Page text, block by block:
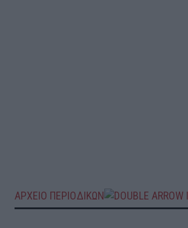
ΑΡΧΕΙΟ ΠΕΡΙΟΔΙΚΩΝ